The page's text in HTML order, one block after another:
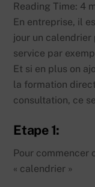
Reading Time: 4
En entreprise, il
jour un calendrier
service par
Et si en plus on
la formation
consultation, ce
Etape 1:
Pour commencer
« calendrier »